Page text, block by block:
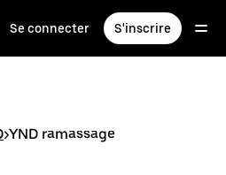
Se connecter S'inscrire
>YND ramassage